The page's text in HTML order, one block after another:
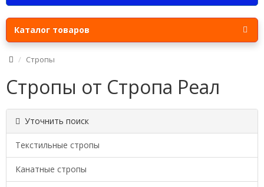
Каталог товаров
Стропы
Стропы от Стропа Реал
Уточнить поиск
Текстильные стропы
Канатные стропы